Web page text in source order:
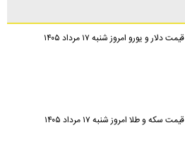
قیمت دلار و یورو امروز شنبه ۱۷ مرداد ۱۴۰۵
قیمت سکه و طلا امروز شنبه ۱۷ مرداد ۱۴۰۵